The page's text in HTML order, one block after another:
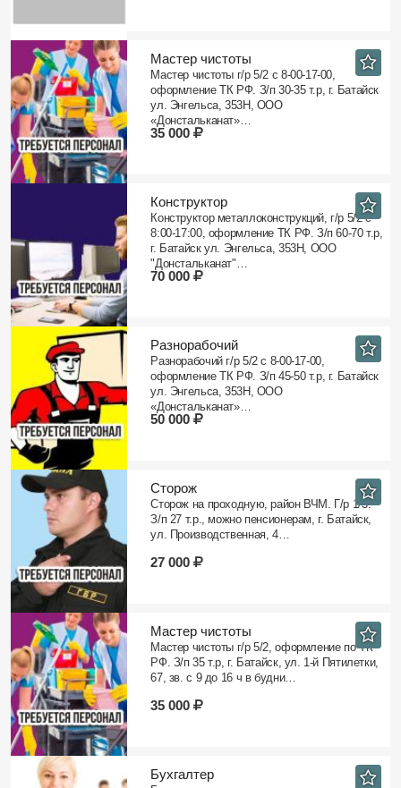
Мастер чистоты
Мастер чистоты г/р 5/2 с 8-00-17-00,
оформление ТК РФ. З/п 30-35 т.р, г. Батайск
ул. Энгельса, 353Н, ООО
«Донстальканат»…
35 000
Конструктор
Конструктор металлоконструкций, г/р 5/2 с
8:00-17:00, оформление ТК РФ. З/п 60-70 т.р,
г. Батайск ул. Энгельса, 353Н, ООО
"Донстальканат"…
70 000
Разнорабочий
Разнорабочий г/р 5/2 с 8-00-17-00,
оформление ТК РФ. З/п 45-50 т.р, г. Батайск
ул. Энгельса, 353Н, ООО
«Донстальканат»…
50 000
Сторож
Сторож на проходную, район ВЧМ. Г/р 1/3.
З/п 27 т.р., можно пенсионерам, г. Батайск,
ул. Производственная, 4…
27 000
Мастер чистоты
Мастер чистоты г/р 5/2, оформление по ТК
РФ. З/п 35 т.р, г. Батайск, ул. 1-й Пятилетки,
67, зв. с 9 до 16 ч в будни…
35 000
Бухгалтер